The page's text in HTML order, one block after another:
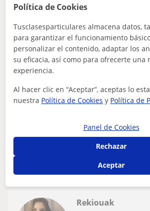
25
Vélez-Málaga, Algarrobo, Bena...
Defensa personal: Taekwondo
Se imparten Clases de
Defensa Personal y
Físico - Grupales o Personales
Clases de Taekwondo, Defensa Personal
Acondicionamiento Físico. Clases
Rekiouak
Política de Cookies
Tusclasesparticulares almacena datos,
para garantizar el funcionamiento
personalizar el contenido, adaptar los
su eficacia, así como para ofrecerte una
experiencia.
Al hacer clic en “Aceptar”, aceptas lo
nuestra Política de Cookies y Política de
Panel de Cookies
Rechazar
Aceptar